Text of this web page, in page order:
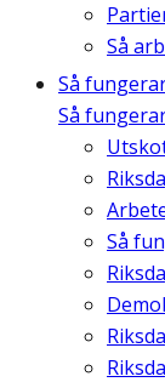
Så
Så
Så
Så